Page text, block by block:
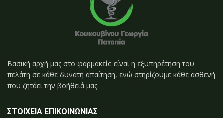
Βασική αρχή μας στο φαρμακείο είναι η εξυπηρέτηση του
πελάτη σε κάθε δυνατή απαίτηση, ενώ στηρίζουμε κάθε ασθενή
που ζητάει την βοήθειά μας.
ΣΤΟΙΧΕΙΑ ΕΠΙΚΟΙΝΩΝΙΑΣ